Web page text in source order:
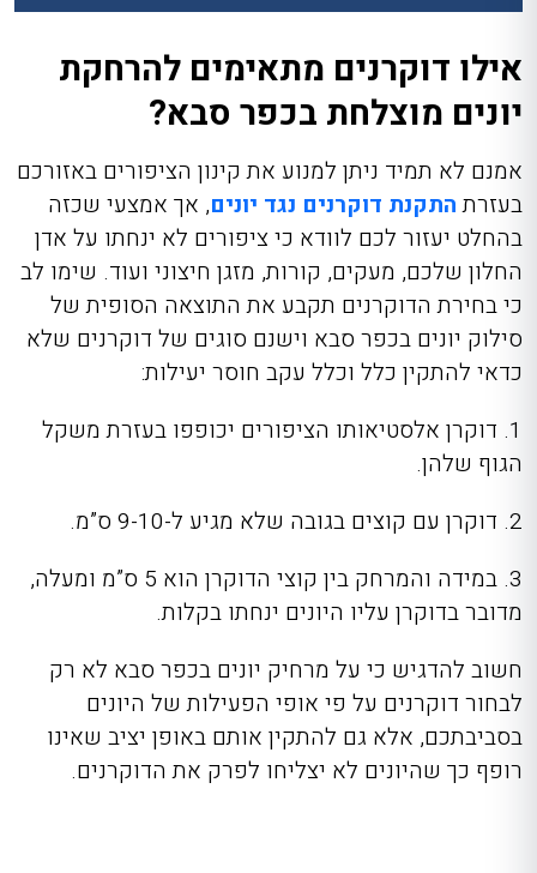
אילו דוקרנים מתאימים להרחקת
יונים מוצלחת בכפר סבא?
אמנם לא תמיד ניתן למנוע את קינון הציפורים באזורכם
בעזרתהתקנת דוקרנים נגד יונים, אך אמצעי שכזה
בהחלט יעזור לכם לוודא כי ציפורים לא ינחתו על אדן
החלון שלכם, מעקים, קורות, מזגן חיצוני ועוד. שימו לב
כי בחירת הדוקרנים תקבע את התוצאה הסופית של
סילוק יונים בכפר סבא וישנם סוגים של דוקרנים שלא
כדאי להתקין כלל וכלל עקב חוסר יעילות:
1. דוקרן אלסטיאותו הציפורים יכופפו בעזרת משקל
הגוף שלהן.
2. דוקרן עם קוצים בגובה שלא מגיע ל-9-10 ס”מ.
3. במידה והמרחק בין קוצי הדוקרן הוא 5 ס”מ ומעלה,
מדובר בדוקרן עליו היונים ינחתו בקלות.
חשוב להדגיש כי על מרחיק יונים בכפר סבא לא רק
לבחור דוקרנים על פי אופי הפעילות של היונים
בסביבתכם, אלא גם להתקין אותם באופן יציב שאינו
רופף כך שהיונים לא יצליחו לפרק את הדוקרנים.